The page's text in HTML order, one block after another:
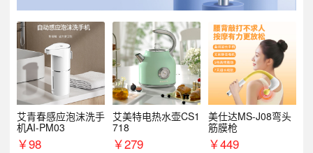
艾青春感应泡沫洗手
机AI-PM03
￥98
艾美特电热水壶CS1
718
￥279
美仕达MS-J08弯头
筋膜枪
￥449